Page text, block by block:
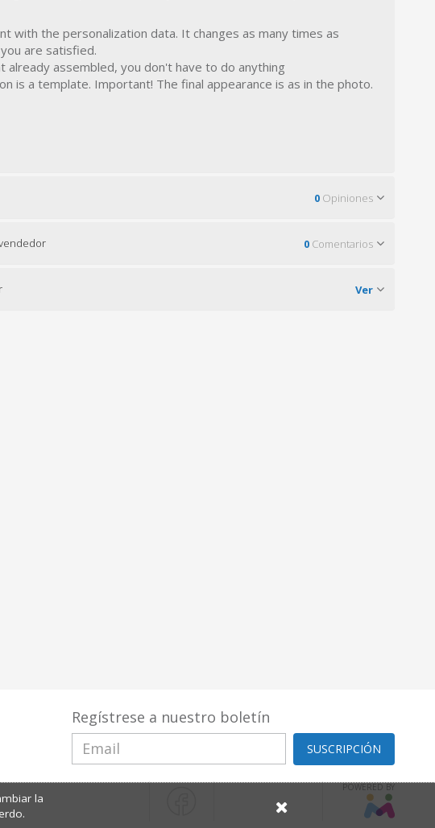
with the personalization data. It changes as many times as
are satisfied.
assembled, you don't have to do anything
is a template. Important! The final appearance is as in the photo.
0 Opiniones
0 Comentarios
Ver
Regístrese a nuestro boletín
SUSCRIPCIÓN
POWERED BY
la